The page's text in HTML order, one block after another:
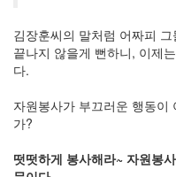
김장훈씨의 말처럼 어짜피
끝나지 않을게 뻔하니, 이제
다.
자원봉사가 부끄러운 행동이
가?
떳떳하게 봉사해라~ 자원봉
(복
분
자